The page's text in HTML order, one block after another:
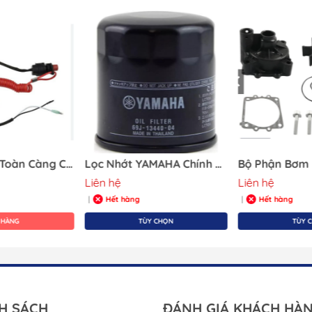
Cửa Thông Gió Vent &
Công Tắc An Toàn Càng Cua Cho Yamaha, Hàng Mới 100%,
Lọc Nhớt YAMAHA Chính Hãng 69J-13440-04
Liên hệ
| Hết hàng
TÙY CHỌN
Liên hệ
| Hết hàng
TÙY
SÁCH ĐÁNH GIÁ KHÁCH